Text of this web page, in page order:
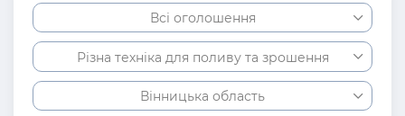
Всі оголошення
Різна техніка для поливу та зрошення
Вінницька область